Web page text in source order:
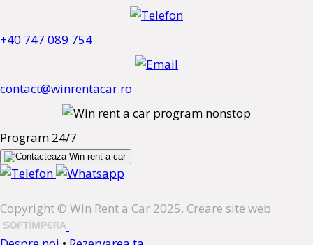
+40 747 089 754
contact@winrentacar.ro
Program 24/7
Copyright © Win Rent a Car 2025. Creare site web
.